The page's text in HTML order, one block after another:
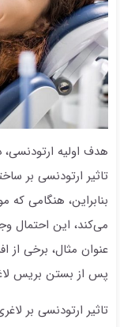
هدف اولیه
تاثیر ارتودنسی بر
بنابراین، هنگامی که
می‌کند، این احتمال
عنوان مثال، برخی
پس از بستن بریس
تاثیر ارتودنسی بر